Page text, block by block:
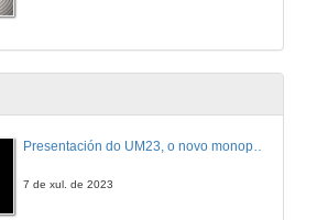
Presentación do UM23, o novo monopraza de UVigo Motorsport
7 de xul. de 2023